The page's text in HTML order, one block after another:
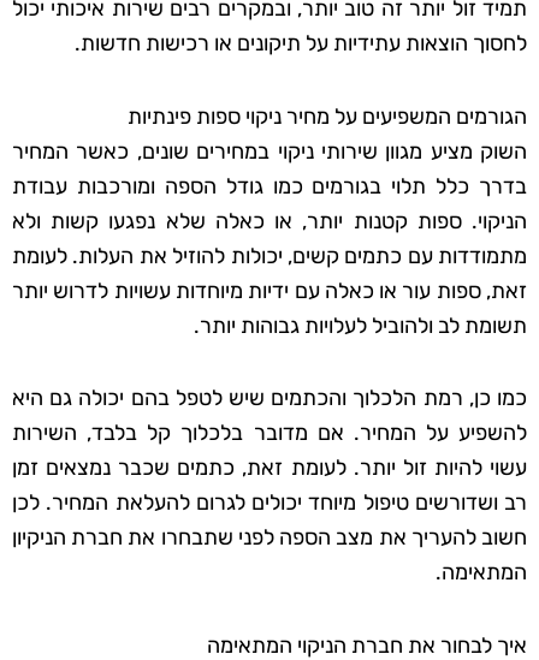
תמיד זול יותר זה טוב יותר, ובמקרים רבים שירות איכותי יכול
לחסוך הוצאות עתידיות על תיקונים או רכישות חדשות.
הגורמים המשפיעים על מחיר ניקוי ספות פינתיות
השוק מציע מגוון שירותי ניקוי במחירים שונים, כאשר המחיר
בדרך כלל תלוי בגורמים כמו גודל הספה ומורכבות עבודת
הניקוי. ספות קטנות יותר, או כאלה שלא נפגעו קשות ולא
מתמודדות עם כתמים קשים, יכולות להוזיל את העלות. לעומת
זאת, ספות עור או כאלה עם ידיות מיוחדות עשויות לדרוש יותר
תשומת לב ולהוביל לעלויות גבוהות יותר.
כמו כן, רמת הלכלוך והכתמים שיש לטפל בהם יכולה גם היא
להשפיע על המחיר. אם מדובר בלכלוך קל בלבד, השירות
עשוי להיות זול יותר. לעומת זאת, כתמים שכבר נמצאים זמן
רב ושדורשים טיפול מיוחד יכולים לגרום להעלאת המחיר. לכן
חשוב להעריך את מצב הספה לפני שתבחרו את חברת הניקיון
המתאימה.
איך לבחור את חברת הניקוי המתאימה